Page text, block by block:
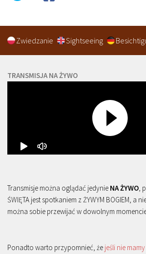
Zwiedzanie Sightseeing
TRANSMISJA NA ŻYWO
Transmisje można oglądać jedynie NA ŻYWO,
ŚWIĘTA jest spotkaniem z ŻYWYM BOGIEM, a
można sobie przewijać w dowolnym
Ponadto warto przypomnieć, że jeśli nie